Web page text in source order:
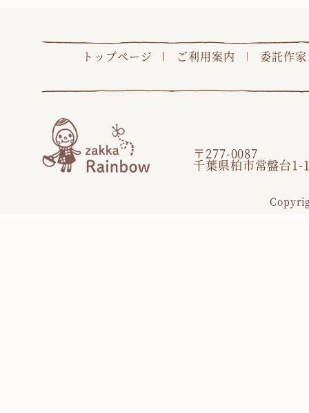
トップページ ご利用案内
委託作
〒277-0087
千葉県柏市常盤台1-